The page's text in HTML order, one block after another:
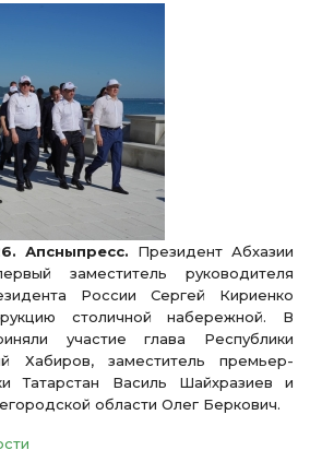
Апсныпресс. Президент Абхазии
заместитель руководителя
России Сергей Кириенко
столичной набережной. В
участие глава Республики
Хабиров, заместитель премьер-
Татарстан Василь Шайхразиев и
области Олег Беркович.